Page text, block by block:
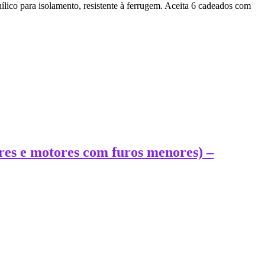
para isolamento, resistente à ferrugem. Aceita 6 cadeados com
e motores com furos menores) –